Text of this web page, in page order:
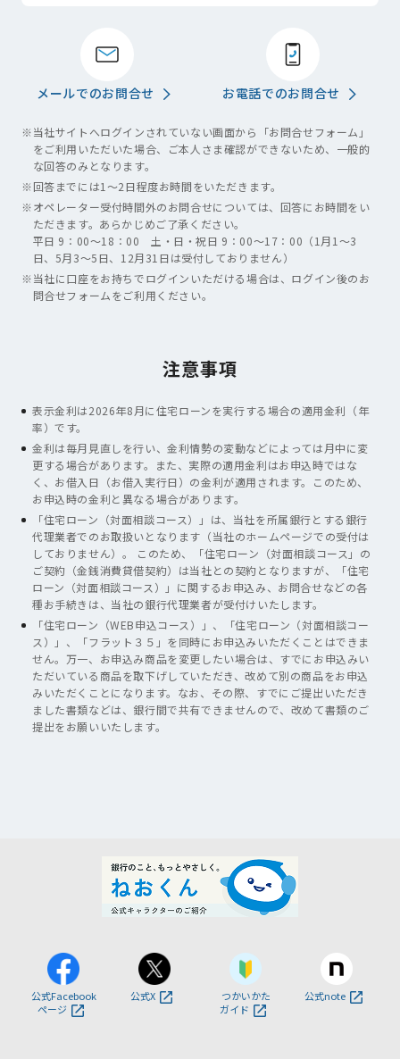
メールでのお問合せ お電話でのお問合せ
※当社サイトへログインされていない画面から「お問合せフォーム」
をご利用いただいた場合、ご本人さま確認ができないため、一般的
な回答のみとなります。
※回答までには1～2日程度お時間をいただきます。
※オペレーター受付時間外のお問合せについては、回答にお時間をい
ただきます。あらかじめご了承ください。
平日 9：00～18：00 土・日・祝日 9：00～17：00（1月1～3
日、5月3～5日、12月31日は受付しておりません）
※当社に口座をお持ちでログインいただける場合は、ログイン後のお
問合せフォームをご利用ください。
注意事項
表示金利は2026年8月に住宅ローンを実行する場合の適用金利（年
率）です。
金利は毎月見直しを行い、金利情勢の変動などによっては月中に変
更する場合があります。また、実際の適用金利はお申込時ではな
く、お借入日（お借入実行日）の金利が適用されます。このため、
お申込時の金利と異なる場合があります。
「住宅ローン（対面相談コース）」は、当社を所属銀行とする銀行
代理業者でのお取扱いとなります（当社のホームページでの受付は
しておりません）。 このため、「住宅ローン（対面相談コース」の
ご契約（金銭消費貸借契約）は当社との契約となりますが、「住宅
ローン（対面相談コース）」に関するお申込み、お問合せなどの各
種お手続きは、当社の銀行代理業者が受付けいたします。
「住宅ローン（WEB申込コース）」、「住宅ローン（対面相談コー
ス）」、「フラット３５」を同時にお申込みいただくことはできま
せん。万一、お申込み商品を変更したい場合は、すでにお申込みい
ただいている商品を取下げしていただき、改めて別の商品をお申込
みいただくことになります。なお、その際、すでにご提出いただき
ました書類などは、銀行間で共有できませんので、改めて書類のご
提出をお願いいたします。
公式Facebook
ページ
公式X
つかいかた
ガイド
公式note